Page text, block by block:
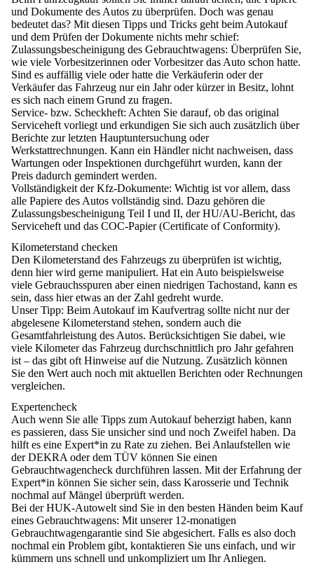
und Dokumente des Autos zu überprüfen. Doch was genau
bedeutet das? Mit diesen Tipps und Tricks geht beim Autokauf
und dem Prüfen der Dokumente nichts mehr schief:
Zulassungsbescheinigung des Gebrauchtwagens: Überprüfen Sie,
wie viele Vorbesitzerinnen oder Vorbesitzer das Auto schon hatte.
Sind es auffällig viele oder hatte die Verkäuferin oder der
Verkäufer das Fahrzeug nur ein Jahr oder kürzer in Besitz, lohnt
es sich nach einem Grund zu fragen.
Service- bzw. Scheckheft: Achten Sie darauf, ob das original
Serviceheft vorliegt und erkundigen Sie sich auch zusätzlich über
Berichte zur letzten Hauptuntersuchung oder
Werkstattrechnungen. Kann ein Händler nicht nachweisen, dass
Wartungen oder Inspektionen durchgeführt wurden, kann der
Preis dadurch gemindert werden.
Vollständigkeit der Kfz-Dokumente: Wichtig ist vor allem, dass
alle Papiere des Autos vollständig sind. Dazu gehören die
Zulassungsbescheinigung Teil I und II, der HU/AU-Bericht, das
Serviceheft und das COC-Papier (Certificate of Conformity).
Kilometerstand checken
Den Kilometerstand des Fahrzeugs zu überprüfen ist wichtig,
denn hier wird gerne manipuliert. Hat ein Auto beispielsweise
viele Gebrauchsspuren aber einen niedrigen Tachostand, kann es
sein, dass hier etwas an der Zahl gedreht wurde.
Unser Tipp: Beim Autokauf im Kaufvertrag sollte nicht nur der
abgelesene Kilometerstand stehen, sondern auch die
Gesamtfahrleistung des Autos. Berücksichtigen Sie dabei, wie
viele Kilometer das Fahrzeug durchschnittlich pro Jahr gefahren
ist – das gibt oft Hinweise auf die Nutzung. Zusätzlich können
Sie den Wert auch noch mit aktuellen Berichten oder Rechnungen
vergleichen.
Expertencheck
Auch wenn Sie alle Tipps zum Autokauf beherzigt haben, kann
es passieren, dass Sie unsicher sind und noch Zweifel haben. Da
hilft es eine Expert*in zu Rate zu ziehen. Bei Anlaufstellen wie
derDEKRA oder dem TÜV können Sie einen
Gebrauchtwagencheck durchführen lassen. Mit der Erfahrung der
Expert*in können Sie sicher sein, dass Karosserie und Technik
nochmal auf Mängel überprüft werden.
Bei derHUK-Autowelt sind Sie in den besten Händen beim Kauf
eines Gebrauchtwagens: Mit unserer 12-monatigen
Gebrauchtwagengarantie sind Sie abgesichert. Falls es also doch
nochmal ein Problem gibt, kontaktieren Sie uns einfach, und wir
kümmern uns schnell und unkompliziert um Ihr Anliegen.